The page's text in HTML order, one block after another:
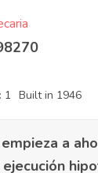
1 Built in 1946
a